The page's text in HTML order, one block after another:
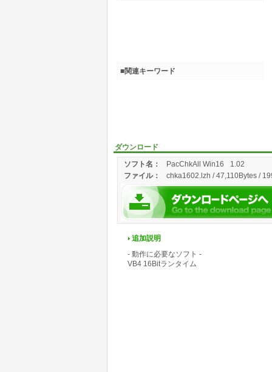
ダウンロード
ソフト名：
PacChkAll Win16 1.02
ファイル： chka1602.lzh / 47,110Bytes /
追加説明
- 動作に必要なソフト -
VB4 16Bitランタイム
■関連キーワード